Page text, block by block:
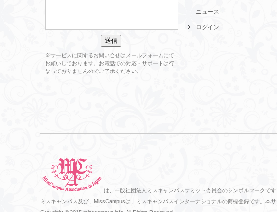
※サービスに関するお問い合せはメールフォームにて
お願いしております。お電話での対応・サポートは行
なっておりませんのでご了承ください。
ニュース
ログイン
は、一般社団法人ミスキャンパスサミット委員会のシンボルマークで
ミスキャンパス及び、MissCampusは、ミスキャンパスインターナショナルの商標登録です。本